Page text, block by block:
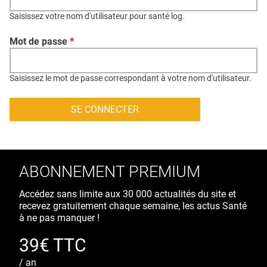
CONTACT
CRÉDITS
Saisissez votre nom d'utilisateur pour santé log.
Mot de passe *
Saisissez le mot de passe correspondant à votre nom d'utilisateur.
ABONNEMENT PREMIUM
Accédez sans limite aux 30 000 actualités du site et
recevez gratuitement chaque semaine, les actus Santé
à ne pas manquer !
39€ TTC
/ an